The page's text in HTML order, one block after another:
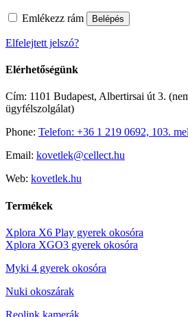
Emlékezz rám Belépés
Elfelejtett jelszó?
Elérhetőségünk
Cím: 1101 Budapest, Albertirsai út 3.
ügyfélszolgálat)
Phone: Telefon: +36 1 219 0692, 103.
Email: kovetlek@cellect.hu
Web: kovetlek.hu
Termékek
Xplora X6 Play gyerek okosóra
Xplora XGO3 gyerek okosóra
Myki 4 gyerek okosóra
Nuki okoszárak
Reolink kamerák